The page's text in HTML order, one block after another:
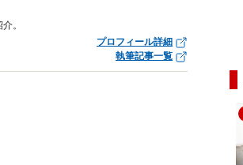
。
プロフィール詳細
執筆記事一覧